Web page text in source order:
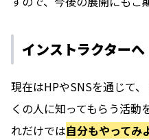
インストラクターへ
現在はHPやSNSを通じて
くの人に知ってもらう活動
れだけでは自分もやってみ